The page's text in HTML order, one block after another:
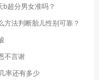
超分男女准吗？
法判断胎儿性别可靠？
不言谢
率还有多少